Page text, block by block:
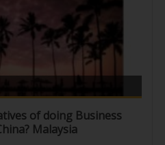
of doing Business
Malaysia